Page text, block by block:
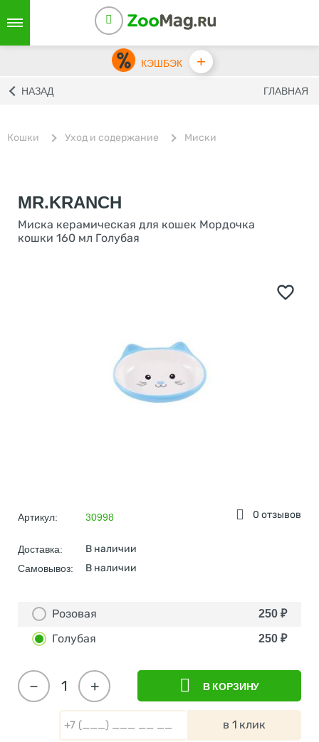
КЭШБЭК +
НАЗАД ГЛАВНАЯ
Кошки Уход и содержание Миски
MR.KRANCH
Миска керамическая для кошек Мордочка
кошки 160 мл Голубая
0 отзывов
Артикул: 30998
Доставка: В наличии
Самовывоз: В наличии
Розовая 250 ₽
Голубая 250 ₽
+
− В КОРЗИНУ
в 1 клик